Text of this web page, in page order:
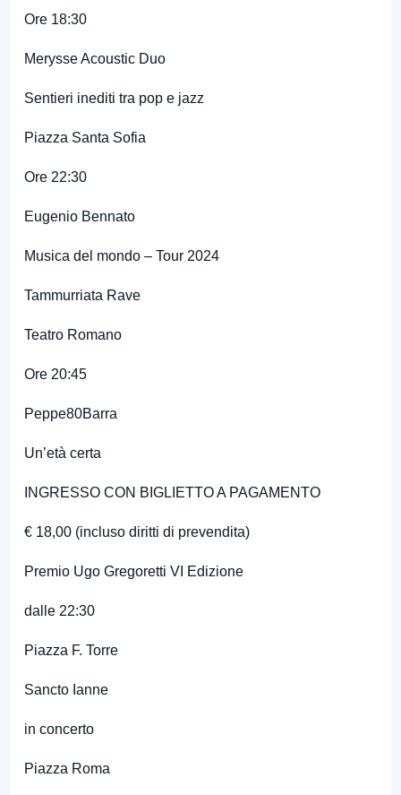
Ore 18:30
Merysse Acoustic Duo
Sentieri inediti tra pop e jazz
Piazza Santa Sofia
Ore 22:30
Eugenio Bennato
Musica del mondo – Tour 2024
Tammurriata Rave
Teatro Romano
Ore 20:45
Peppe80Barra
Un’età certa
INGRESSO CON BIGLIETTO A PAGAMENTO
€ 18,00 (incluso diritti di prevendita)
Premio Ugo Gregoretti VI Edizione
dalle 22:30
Piazza F. Torre
Sancto Ianne
in concerto
Piazza Roma